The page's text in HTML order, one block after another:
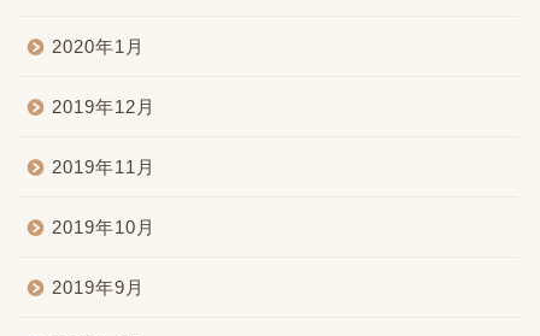
2020年1月
2019年12月
2019年11月
2019年10月
2019年9月